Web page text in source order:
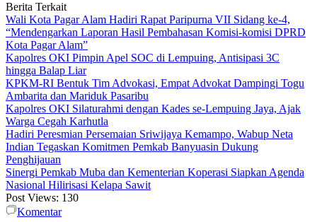
Berita Terkait
Wali Kota Pagar Alam Hadiri Rapat Paripurna VII Sidang ke-4,
“Mendengarkan Laporan Hasil Pembahasan Komisi-komisi DPRD
Kota Pagar Alam”
Kapolres OKI Pimpin Apel SOC di Lempuing, Antisipasi 3C
hingga Balap Liar
KPKM-RI Bentuk Tim Advokasi, Empat Advokat Dampingi Togu
Ambarita dan Mariduk Pasaribu
Kapolres OKI Silaturahmi dengan Kades se-Lempuing Jaya, Ajak
Warga Cegah Karhutla
Hadiri Peresmian Persemaian Sriwijaya Kemampo, Wabup Neta
Indian Tegaskan Komitmen Pemkab Banyuasin Dukung
Penghijauan
Sinergi Pemkab Muba dan Kementerian Koperasi Siapkan Agenda
Nasional Hilirisasi Kelapa Sawit
Post Views: 130
Komentar